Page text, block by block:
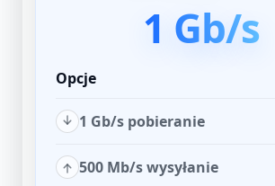
1 Gb/s
Opcje
1 Gb/s pobieranie
500 Mb/s wysyłanie